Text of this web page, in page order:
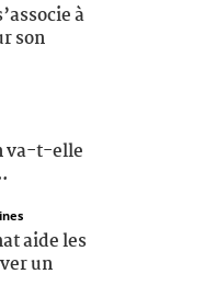
à
son
va-t-elle
aide les
un